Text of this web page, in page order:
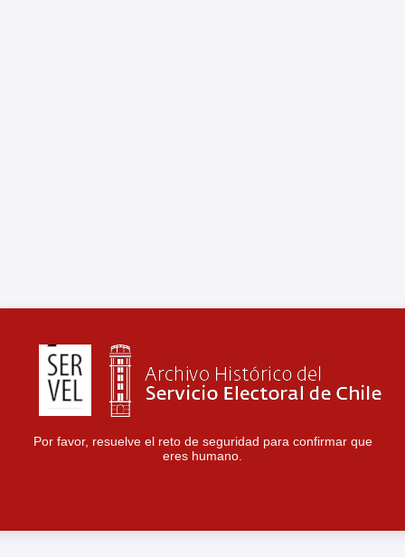
Por favor, resuelve el reto de seguridad para confirmar que
eres humano.